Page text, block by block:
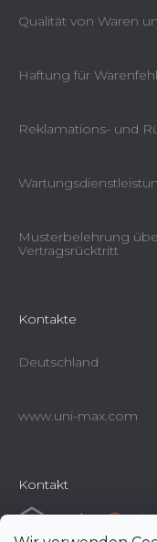
Qualität von Waren
Haftung für
Reklamations- und
Musterbelehrung
Vertragsrücktritt
Kontakte
Deutschland
www.uni-max.com
Kontakt
e-shop@uni-